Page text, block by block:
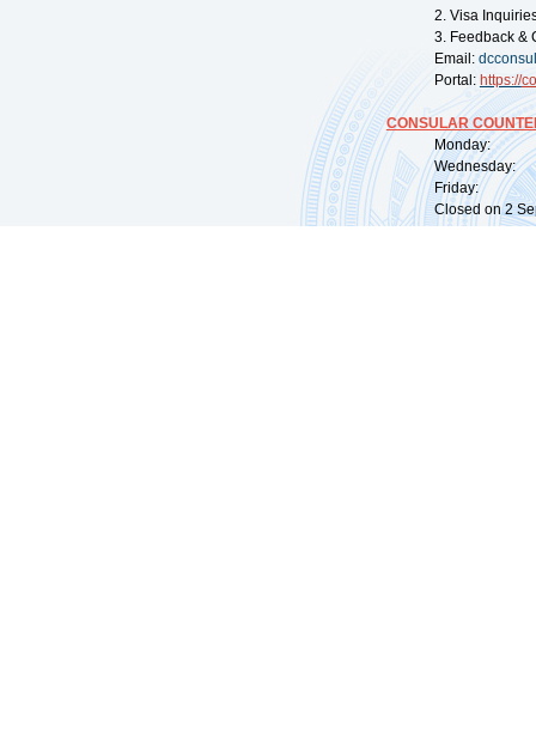
2. Visa
3. Feedback &
Email:
Portal: https://
CONSULAR
Monday:
Wednesday:
Friday:
Closed on 2